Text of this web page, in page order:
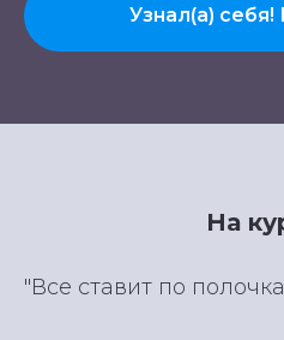
Узнал(а) себя!
На
"Все ставит по